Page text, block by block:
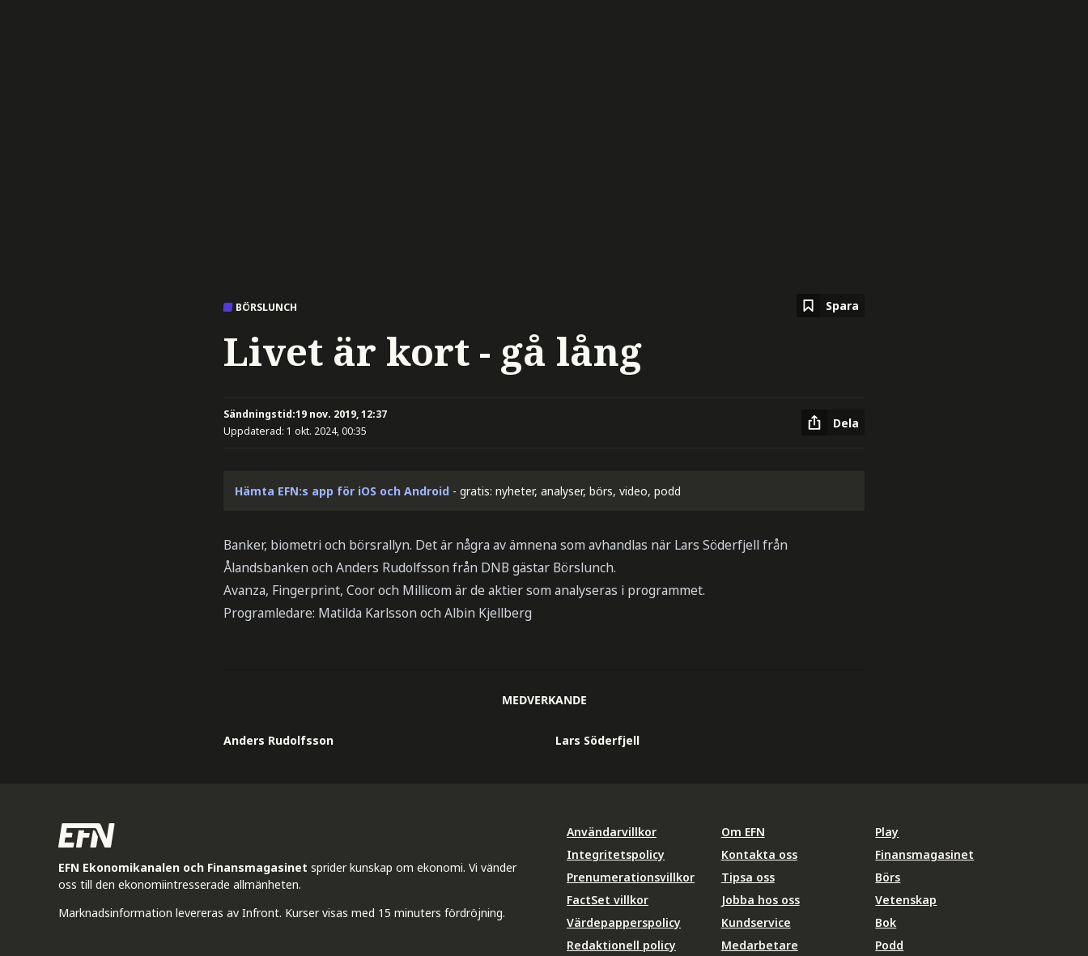
BÖRSLUNCH Spara
Livet är kort - gå lång
Sändningstid:19 nov. 2019, 12:37
Uppdaterad: 1 okt. 2024, 00:35
Dela
Hämta EFN:s app för iOS och Android - gratis: nyheter, analyser, börs, video, podd
Banker, biometri och börsrallyn. Det är några av ämnena som avhandlas när Lars Söderfjell från
Ålandsbanken och Anders Rudolfsson från DNB gästar Börslunch.
Avanza, Fingerprint, Coor och Millicom är de aktier som analyseras i programmet.
Programledare: Matilda Karlsson och Albin Kjellberg
MEDVERKANDE
Anders Rudolfsson Lars Söderfjell
EFN Ekonomikanalen och Finansmagasinet sprider kunskap om ekonomi. Vi vänder
oss till den ekonomiintresserade allmänheten.
Marknadsinformation levereras av Infront. Kurser visas med 15 minuters fördröjning.
Användarvillkor
Integritetspolicy
Prenumerationsvillkor
FactSet villkor
Värdepapperspolicy
Redaktionell policy
Om EFN
Kontakta oss
Tipsa oss
Jobba hos oss
Kundservice
Medarbetare
Play
Finansmagasinet
Börs
Vetenskap
Bok
Podd